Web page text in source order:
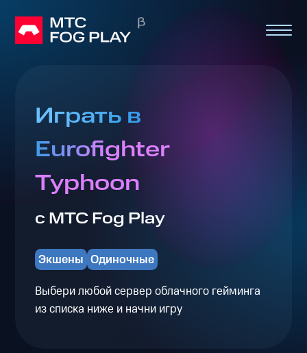
Играть в
Eurofighter
Typhoon
с МТС Fog Play
Экшены Одиночные
Выбери любой сервер облачного гейминга
из списка ниже и начни игру